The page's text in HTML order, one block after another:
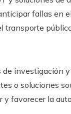
fallas en
de investigación
o soluciones
favorecer la